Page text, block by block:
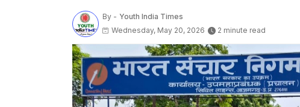
By - Youth India Times
Wednesday, May 20, 2026
2 minute read